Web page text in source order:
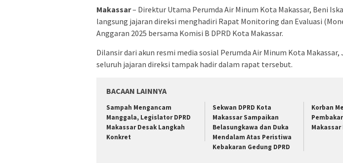
Makassar– Direktur Utama Perumda Air Minum Kota Makassar, Beni
langsung jajaran direksi menghadiri Rapat Monitoring dan Evaluasi
Anggaran 2025 bersama Komisi B DPRD Kota Makassar.
Dilansir dari akun resmi media sosial Perumda Air Minum Kota
seluruh jajaran direksi tampak hadir dalam rapat tersebut.
BACAAN LAINNYA
Sampah Mengancam
Manggala, Legislator DPRD
Makassar Desak Langkah
Konkret
Sekwan DPRD Kota
Makassar Sampaikan
Belasungkawa dan Duka
Mendalam Atas Peristiwa
Kebakaran Gedung DPRD
Korban